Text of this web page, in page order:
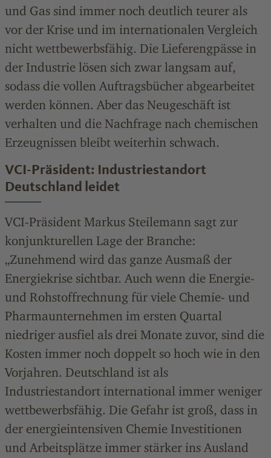
und Gas sind immer noch deutlich teurer als
vor der Krise und im internationalen Vergleich
nicht wettbewerbsfähig. Die Lieferengpässe in
der Industrie lösen sich zwar langsam auf,
sodass die vollen Auftragsbücher abgearbeitet
werden können. Aber das Neugeschäft ist
verhalten und die Nachfrage nach chemischen
Erzeugnissen bleibt weiterhin schwach.
VCI-Präsident: Industriestandort
Deutschland leidet
VCI-Präsident Markus Steilemann sagt zur
konjunkturellen Lage der Branche:
„Zunehmend wird das ganze Ausmaß der
Energiekrise sichtbar. Auch wenn die Energie-
und Rohstoffrechnung für viele Chemie- und
Pharmaunternehmen im ersten Quartal
niedriger ausfiel als drei Monate zuvor, sind die
Kosten immer noch doppelt so hoch wie in den
Vorjahren. Deutschland ist als
Industriestandort international immer weniger
wettbewerbsfähig. Die Gefahr ist groß, dass in
der energieintensiven Chemie Investitionen
und Arbeitsplätze immer stärker ins Ausland